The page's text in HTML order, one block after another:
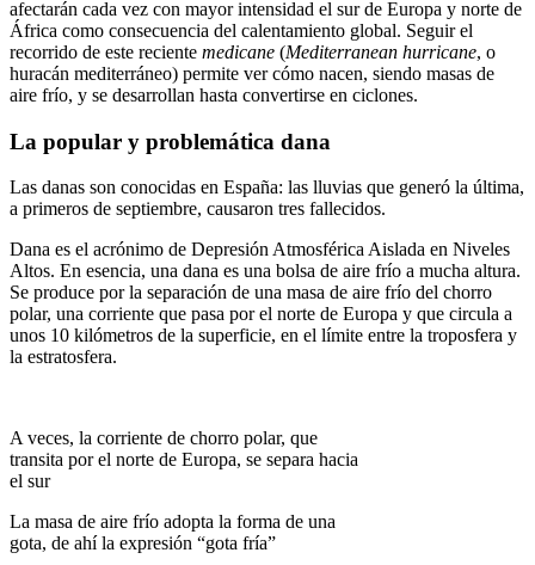
afectarán cada vez con mayor intensidad el sur de Europa y norte de
África como consecuencia del calentamiento global. Seguir el
recorrido de este reciente medicane (Mediterranean hurricane, o
huracán mediterráneo) permite ver cómo nacen, siendo masas de
aire frío, y se desarrollan hasta convertirse en ciclones.
La popular y problemática dana
Las danas son conocidas en España: las lluvias que generó la última,
a primeros de septiembre, causaron tres fallecidos.
Dana es el acrónimo de Depresión Atmosférica Aislada en Niveles
Altos. En esencia, una dana es una bolsa de aire frío a mucha altura.
Se produce por la separación de una masa de aire frío del chorro
polar, una corriente que pasa por el norte de Europa y que circula a
unos 10 kilómetros de la superficie, en el límite entre la troposfera y
la estratosfera.
A veces, la corriente de chorro polar, que
transita por el norte de Europa, se separa hacia
el sur
La masa de aire frío adopta la forma de una
gota, de ahí la expresión “gota fría”